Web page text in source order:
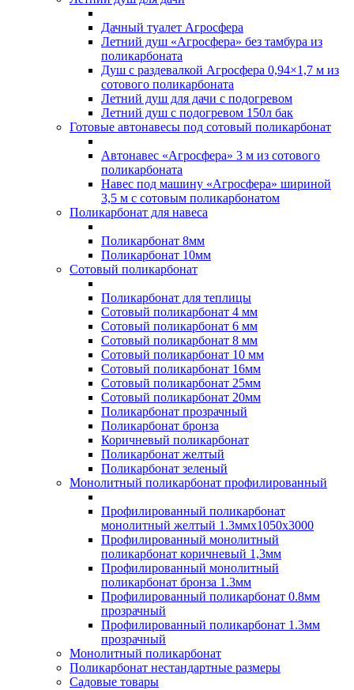
Дачный туалет Агросфера
Летний душ «Агросфера» без тамбура из
поликарбоната
Душ с раздевалкой Агросфера 0,94×1,7 м из
сотового поликарбоната
Летний душ для дачи с подогревом
Летний душ с подогревом 150л бак
Готовые автонавесы под сотовый поликарбонат
Автонавес «Агросфера» 3 м из сотового
поликарбоната
Навес под машину «Агросфера» шириной
3,5 м с сотовым поликарбонатом
Поликарбонат для навеса
Поликарбонат 8мм
Поликарбонат 10мм
Сотовый поликарбонат
Поликарбонат для теплицы
Сотовый поликарбонат 4 мм
Сотовый поликарбонат 6 мм
Сотовый поликарбонат 8 мм
Сотовый поликарбонат 10 мм
Сотовый поликарбонат 16мм
Сотовый поликарбонат 25мм
Сотовый поликарбонат 20мм
Поликарбонат прозрачный
Поликарбонат бронза
Коричневый поликарбонат
Поликарбонат желтый
Поликарбонат зеленый
Монолитный поликарбонат профилированный
Профилированный поликарбонат
монолитный желтый 1.3ммх1050х3000
Профилированный монолитный
поликарбонат коричневый 1,3мм
Профилированный монолитный
поликарбонат бронза 1.3мм
Профилированный поликарбонат 0.8мм
прозрачный
Профилированный поликарбонат 1.3мм
прозрачный
Монолитный поликарбонат
Поликарбонат нестандартные размеры
Садовые товары